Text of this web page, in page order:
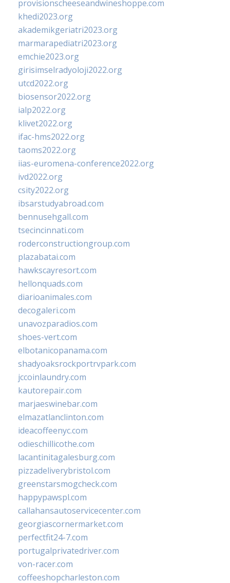
provisionscheeseandwineshoppe.com
khedi2023.org
akademikgeriatri2023.org
marmarapediatri2023.org
emchie2023.org
girisimselradyoloji2022.org
utcd2022.org
biosensor2022.org
ialp2022.org
klivet2022.org
ifac-hms2022.org
taoms2022.org
iias-euromena-conference2022.org
ivd2022.org
csity2022.org
ibsarstudyabroad.com
bennusehgall.com
tsecincinnati.com
roderconstructiongroup.com
plazabatai.com
hawkscayresort.com
hellonquads.com
diarioanimales.com
decogaleri.com
unavozparadios.com
shoes-vert.com
elbotanicopanama.com
shadyoaksrockportrvpark.com
jccoinlaundry.com
kautorepair.com
marjaeswinebar.com
elmazatlanclinton.com
ideacoffeenyc.com
odieschillicothe.com
lacantinitagalesburg.com
pizzadeliverybristol.com
greenstarsmogcheck.com
happypawspl.com
callahansautoservicecenter.com
georgiascornermarket.com
perfectfit24-7.com
portugalprivatedriver.com
von-racer.com
coffeeshopcharleston.com